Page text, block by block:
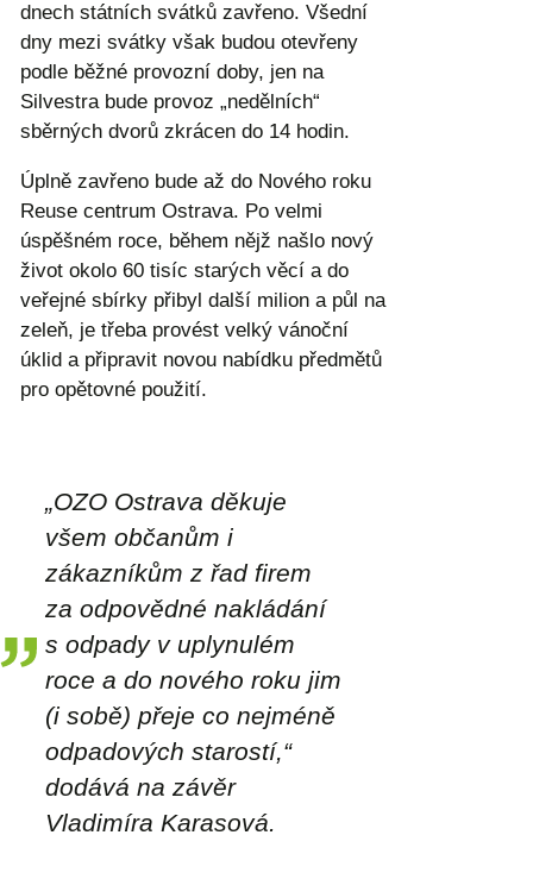
dnech státních svátků zavřeno. Všední
dny mezi svátky však budou otevřeny
podle běžné provozní doby, jen na
Silvestra bude provoz „nedělních“
sběrných dvorů zkrácen do 14 hodin.
Úplně zavřeno bude až do Nového roku
Reuse centrum Ostrava. Po velmi
úspěšném roce, během nějž našlo nový
život okolo 60 tisíc starých věcí a do
veřejné sbírky přibyl další milion a půl na
zeleň, je třeba provést velký vánoční
úklid a připravit novou nabídku předmětů
pro opětovné použití.
„OZO Ostrava děkuje
všem občanům i
zákazníkům z řad firem
za odpovědné nakládání
s odpady v uplynulém
roce a do nového roku jim
(i sobě) přeje co nejméně
odpadových starostí,“
dodává na závěr
Vladimíra Karasová.